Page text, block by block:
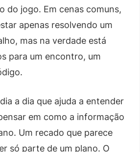
do jogo. Em cenas comuns,
apenas resolvendo um
mas na verdade está
para um encontro, um
a dia que ajuda a entender
em como a informação
Um recado que parece
só parte de um plano. O